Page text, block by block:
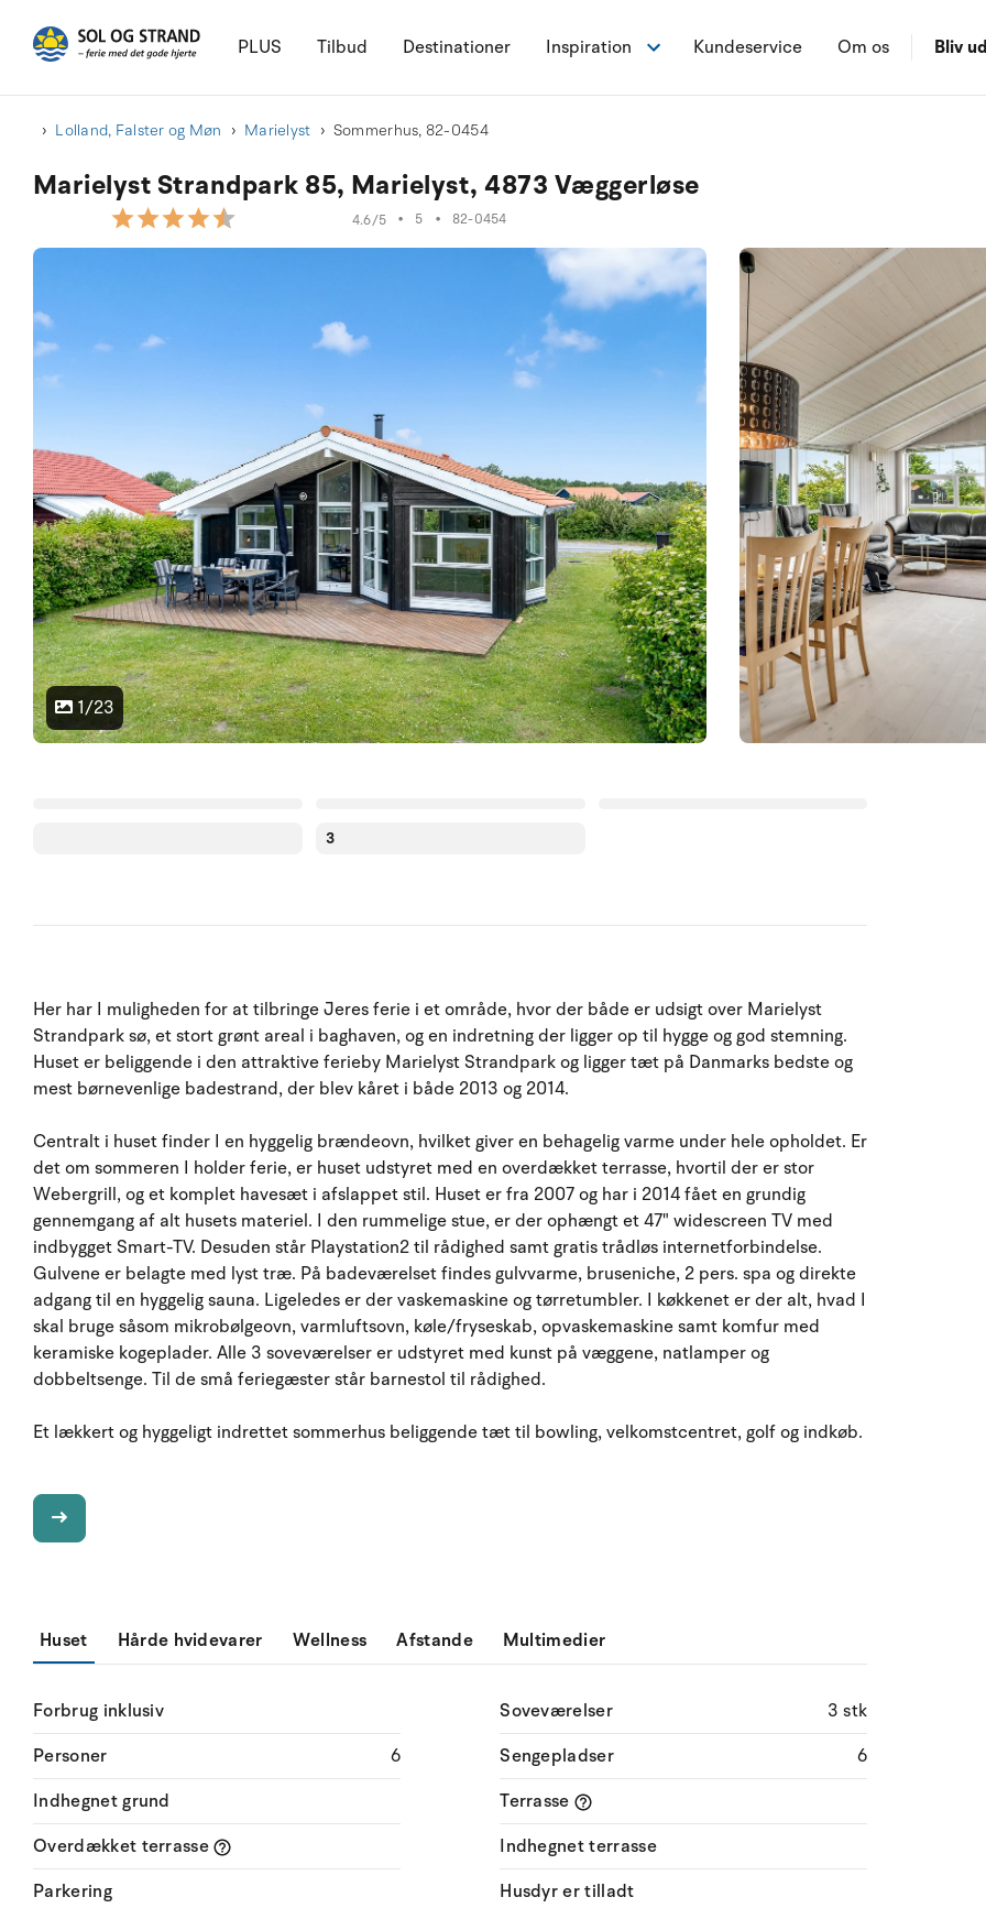
PLUS Tilbud Destinationer Inspiration Kundeservice Om os Bliv
Lolland, Falster og Møn Marielyst Sommerhus, 82-0454
Marielyst Strandpark 85, Marielyst, 4873 Væggerløse
4.6/5 • 5 • 82-0454
1/23
3
Her har I muligheden for at tilbringe Jeres ferie i et område, hvor der både er udsigt over Marielyst
Strandpark sø, et stort grønt areal i baghaven, og en indretning der ligger op til hygge og god stemning.
Huset er beliggende i den attraktive ferieby Marielyst Strandpark og ligger tæt på Danmarks bedste og
mest børnevenlige badestrand, der blev kåret i både 2013 og 2014.
Centralt i huset finder I en hyggelig brændeovn, hvilket giver en behagelig varme under hele opholdet. Er
det om sommeren I holder ferie, er huset udstyret med en overdækket terrasse, hvortil der er stor
Webergrill, og et komplet havesæt i afslappet stil. Huset er fra 2007 og har i 2014 fået en grundig
gennemgang af alt husets materiel. I den rummelige stue, er der ophængt et 47" widescreen TV med
indbygget Smart-TV. Desuden står Playstation2 til rådighed samt gratis trådløs internetforbindelse.
Gulvene er belagte med lyst træ. På badeværelset findes gulvvarme, bruseniche, 2 pers. spa og direkte
adgang til en hyggelig sauna. Ligeledes er der vaskemaskine og tørretumbler. I køkkenet er der alt, hvad I
skal bruge såsom mikrobølgeovn, varmluftsovn, køle/fryseskab, opvaskemaskine samt komfur med
keramiske kogeplader. Alle 3 soveværelser er udstyret med kunst på væggene, natlamper og
dobbeltsenge. Til de små feriegæster står barnestol til rådighed.
Et lækkert og hyggeligt indrettet sommerhus beliggende tæt til bowling, velkomstcentret, golf og indkøb.
Huset Hårde hvidevarer Wellness Afstande Multimedier
Forbrug inklusiv
Personer
6
Indhegnet grund
Overdækket terrasse
Parkering
Soveværelser
3 stk
Sengepladser
6
Terrasse
Indhegnet terrasse
Husdyr er tilladt
August 2026
ma ti on to
32
33
34
35
36
3 4 5 6
10 11 12
17 18 19 20
24 25 26 27
31 1